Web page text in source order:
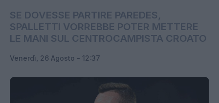
SE DOVESSE PARTIRE PAREDES,
SPALLETTI VORREBBE POTER METTERE
LE MANI SUL CENTROCAMPISTA CROATO
Venerdì, 26 Agosto - 12:37